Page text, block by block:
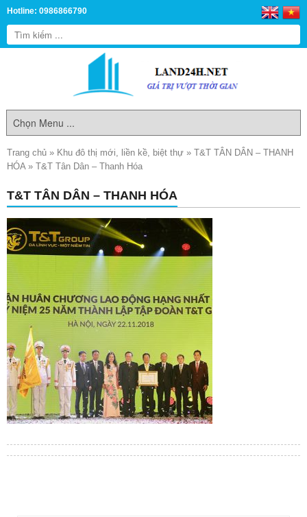
Hotline: 0986866790
Trang chủ » Khu đô thị mới, liền kề, biệt thự » T&T TÂN DÂN – THANH
HÓA» T&T Tân Dân – Thanh Hóa
T&T TÂN DÂN – THANH HÓA